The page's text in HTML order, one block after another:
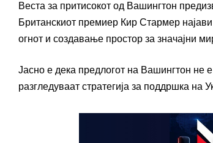
Веста за притисокот од Вашингтон
Британскиот премиер Кир Стармер
огнот и создавање простор за значајни
Јасно е дека предлогот на Вашингтон не
разгледуваат стратегија за поддршка на